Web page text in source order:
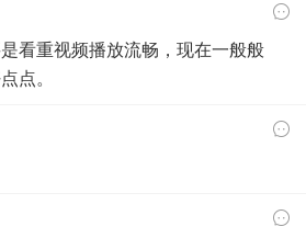
看重视频播放流畅，现在一般般
点。